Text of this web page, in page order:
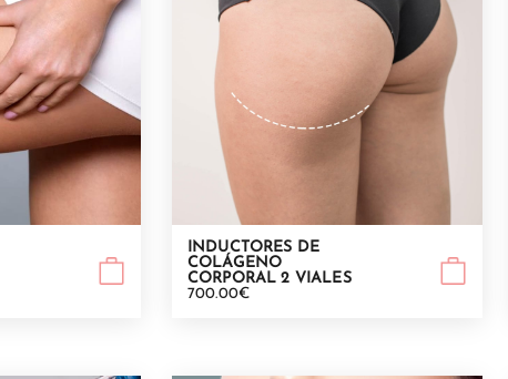
INDUCTORES DE
COLÁGENO
CORPORAL 2 VIALES
700.00€